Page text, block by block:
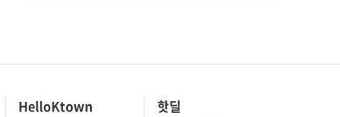
HelloKtown
핫딜